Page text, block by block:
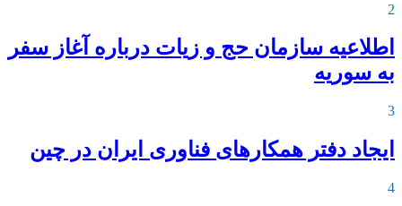
2
اطلاعیه‌ سازمان حج و زیات درباره آغاز سفر
به سوریه
3
ایجاد دفتر همکارهای فناوری ایران در چین
4